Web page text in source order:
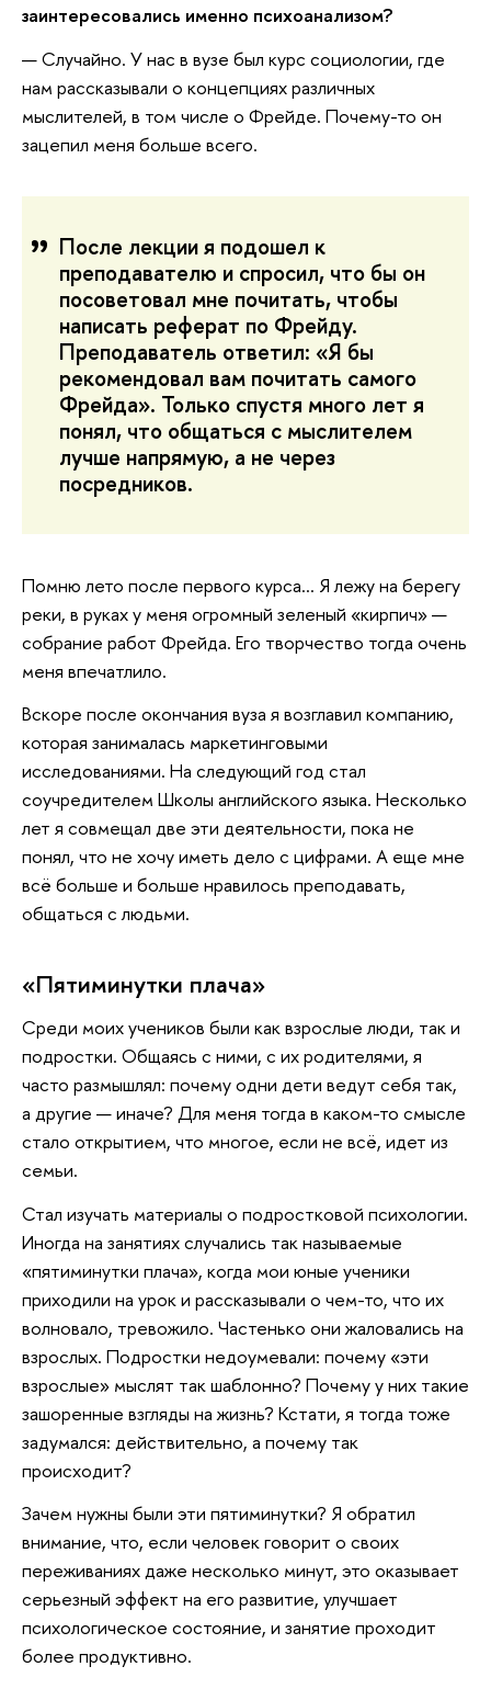
заинтересовались именно психоанализом?
— Случайно. У нас в вузе был курс социологии, где
нам рассказывали о концепциях различных
мыслителей, в том числе о Фрейде. Почему-то он
зацепил меня больше всего.
После лекции я подошел к
преподавателю и спросил, что бы он
посоветовал мне почитать, чтобы
написать реферат по Фрейду.
Преподаватель ответил: «Я бы
рекомендовал вам почитать самого
Фрейда». Только спустя много лет я
понял, что общаться с мыслителем
лучше напрямую, а не через
посредников.
Помню лето после первого курса... Я лежу на берегу
реки, в руках у меня огромный зеленый «кирпич» —
собрание работ Фрейда. Его творчество тогда очень
меня впечатлило.
Вскоре после окончания вуза я возглавил компанию,
которая занималась маркетинговыми
исследованиями. На следующий год стал
соучредителем Школы английского языка. Несколько
лет я совмещал две эти деятельности, пока не
понял, что не хочу иметь дело с цифрами. А еще мне
всё больше и больше нравилось преподавать,
общаться с людьми.
«Пятиминутки плача»
Среди моих учеников были как взрослые люди, так и
подростки. Общаясь с ними, с их родителями, я
часто размышлял: почему одни дети ведут себя так,
а другие — иначе? Для меня тогда в каком-то смысле
стало открытием, что многое, если не всё, идет из
семьи.
Стал изучать материалы о подростковой психологии.
Иногда на занятиях случались так называемые
«пятиминутки плача», когда мои юные ученики
приходили на урок и рассказывали о чем-то, что их
волновало, тревожило. Частенько они жаловались на
взрослых. Подростки недоумевали: почему «эти
взрослые» мыслят так шаблонно? Почему у них такие
зашоренные взгляды на жизнь? Кстати, я тогда тоже
задумался: действительно, а почему так
происходит?
Зачем нужны были эти пятиминутки? Я обратил
внимание, что, если человек говорит о своих
переживаниях даже несколько минут, это оказывает
серьезный эффект на его развитие, улучшает
психологическое состояние, и занятие проходит
более продуктивно.